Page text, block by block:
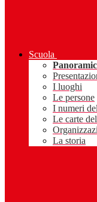
Scuola
I luoghi
Le persone
I numeri
Le carte
La storia